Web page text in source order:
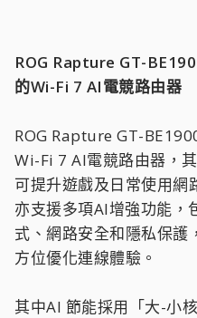
ROG Rapture GT-
的Wi-Fi 7 AI電競路由器
ROG Rapture GT-
Wi-Fi 7 AI電競路由器，
可提升遊戲及日常使用網
亦支援多項AI增強功能，
式、網路安全和隱私保護
方位優化連線體驗。
其中AI 節能採用「大-小